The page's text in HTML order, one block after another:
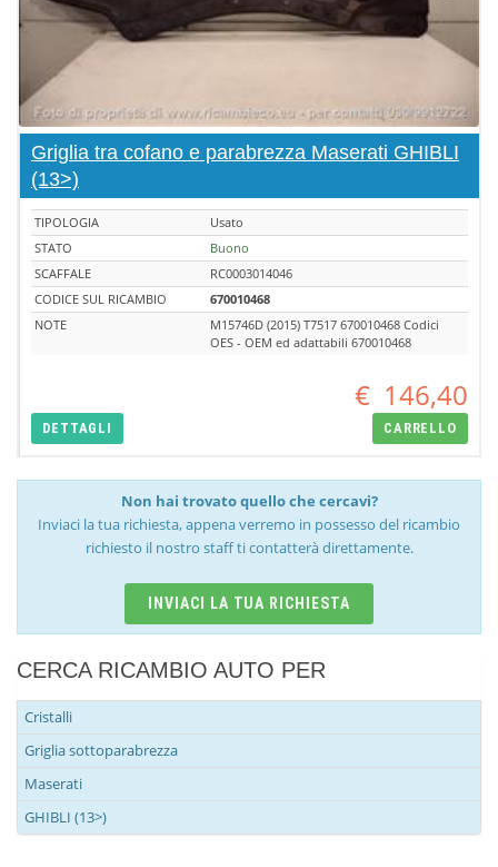
Griglia tra cofano e parabrezza Maserati GHIBLI
(13>)
TIPOLOGIA
Usato
STATO
Buono
SCAFFALE
RC0003014046
CODICE SUL RICAMBIO
670010468
NOTE
M15746D (2015) T7517 670010468 Codici
OES - OEM ed adattabili 670010468
€ 146,40
DETTAGLI CARRELLO
Non hai trovato quello che cercavi?
Inviaci la tua richiesta, appena verremo in possesso del ricambio
richiesto il nostro staff ti contatterà direttamente.
INVIACI LA TUA RICHIESTA
CERCA RICAMBIO AUTO PER
Cristalli
Griglia sottoparabrezza
Maserati
GHIBLI (13>)